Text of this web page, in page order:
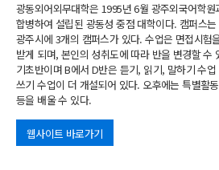
광동외어외무대학은 1995년 6월 광주외국어학원
합병하여 설립된 광동성 중점 대학이다. 캠퍼스
광주시에 3개의 캠퍼스가 있다. 수업은 면접시험
받게 되며, 본인의 성취도에 따라 반을 변경할 수
기초반이며 B에서 D반은 듣기, 읽기, 말하기 수
쓰기 수업이 더 개설되어 있다. 오후에는 특별활
등을 배울 수 있다.
웹사이트 바로가기